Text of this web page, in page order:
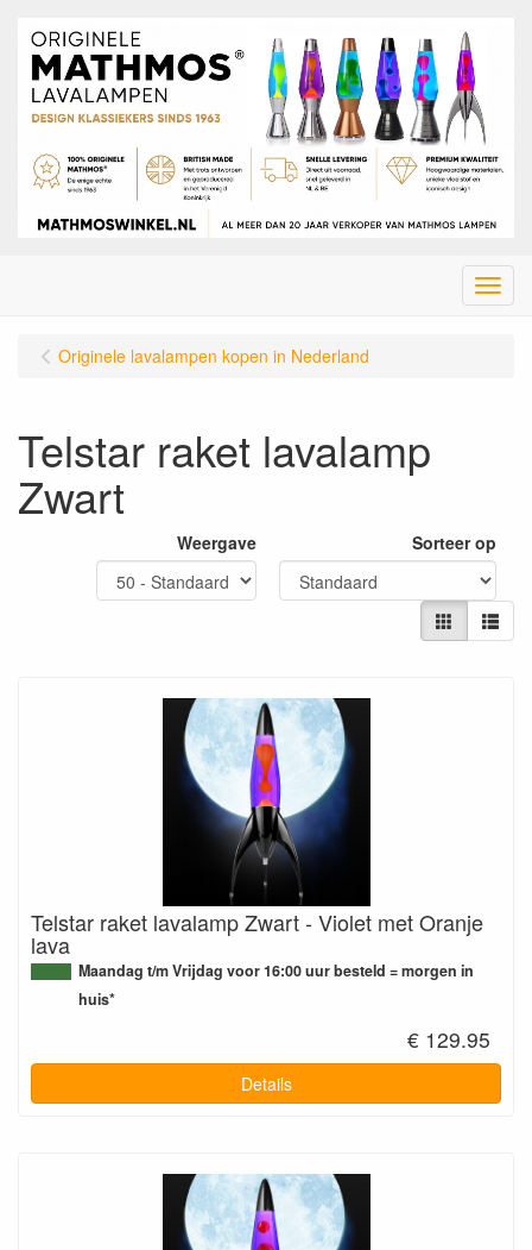
Menu
Originele lavalampen kopen in Nederland
Telstar raket lavalamp
Zwart
Weergave Sorteer op
Telstar raket lavalamp Zwart - Violet met Oranje
lava
Maandag t/m Vrijdag voor 16:00 uur besteld = morgen in
huis*
€ 129.95
Details